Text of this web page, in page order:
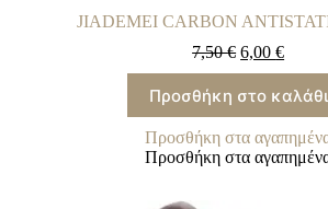
JIADEMEI CARBON
7,50€ 6,00€
Προσθήκη στο καλάθι
Προσθήκη στα
Προσθήκη στα